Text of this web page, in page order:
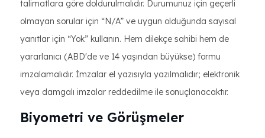
talimatlara göre doldurulmalıdır. Durumunuz için geçerli
olmayan sorular için “N/A” ve uygun olduğunda sayısal
yanıtlar için “Yok” kullanın. Hem dilekçe sahibi hem de
yararlanıcı (ABD'de ve 14 yaşından büyükse) formu
imzalamalıdır. İmzalar el yazısıyla yazılmalıdır; elektronik
veya damgalı imzalar reddedilme ile sonuçlanacaktır.
Biyometri ve Görüşmeler